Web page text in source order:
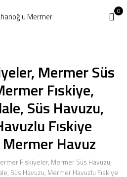
0
Mermer Süs
Fıskiye,
Süs Havuzu,
Fıskiye
Havuz
Fıskiyeler, Mermer Süs Havuzu,
Süs Havuzu, Mermer Havuzlu Fıskiye